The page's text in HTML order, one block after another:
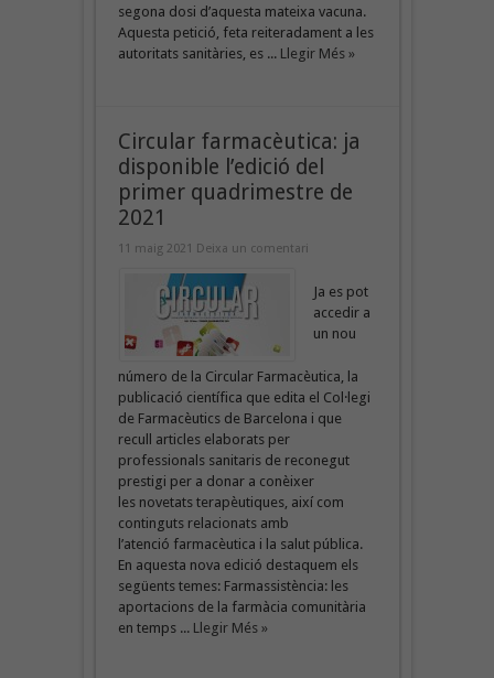
segona dosi d’aquesta mateixa vacuna.
Aquesta petició, feta reiteradament a les
autoritats sanitàries, es ... Llegir Més »
Circular farmacèutica: ja
disponible l’edició del
primer quadrimestre de
2021
11 maig 2021 Deixa un comentari
Ja es pot
accedir a
un nou
número de la Circular Farmacèutica, la
publicació científica que edita el Col·legi
de Farmacèutics de Barcelona i que
recull articles elaborats per
professionals sanitaris de reconegut
prestigi per a donar a conèixer
les novetats terapèutiques, així com
continguts relacionats amb
l’atenció farmacèutica i la salut pública.
En aquesta nova edició destaquem els
següents temes: Farmassistència: les
aportacions de la farmàcia comunitària
en temps ... Llegir Més »